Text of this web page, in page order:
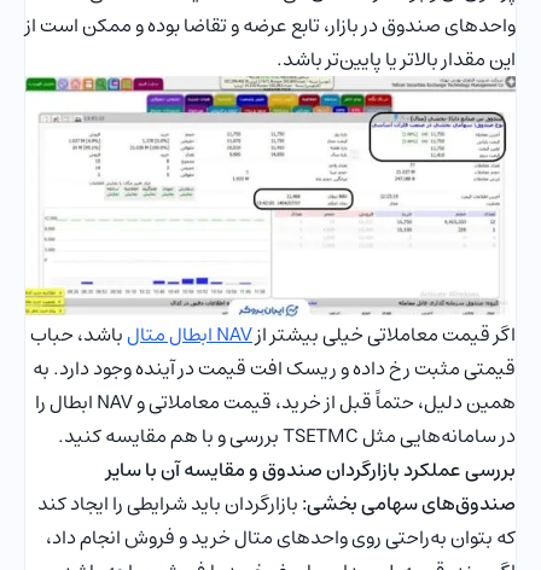
واحدهای صندوق در بازار، تابع عرضه و تقاضا بوده و ممکن است از
این مقدار بالاتر یا پایین‌تر باشد.
اگر قیمت معاملاتی خیلی بیشتر ازNAV ابطال متال
باشد، حباب
قیمتی مثبت رخ داده و ریسک افت قیمت در آینده وجود دارد. به
همین دلیل، حتماً قبل از خرید، قیمت معاملاتی و NAV ابطال را
در سامانه‌هایی مثل TSETMC بررسی و با هم مقایسه کنید.
بررسی عملکرد بازارگردان صندوق و مقایسه آن با سایر
صندوق‌های سهامی بخشی:بازارگردان باید شرایطی را ایجاد کند
که بتوان به‌راحتی روی واحدهای متال خرید و فروش انجام داد،